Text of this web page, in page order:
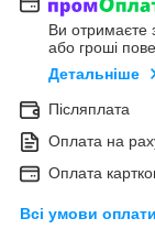
Ви отримаєте
або гроші
Детальніше
Післяплата
Оплата на
Оплата
Всі умови оплати